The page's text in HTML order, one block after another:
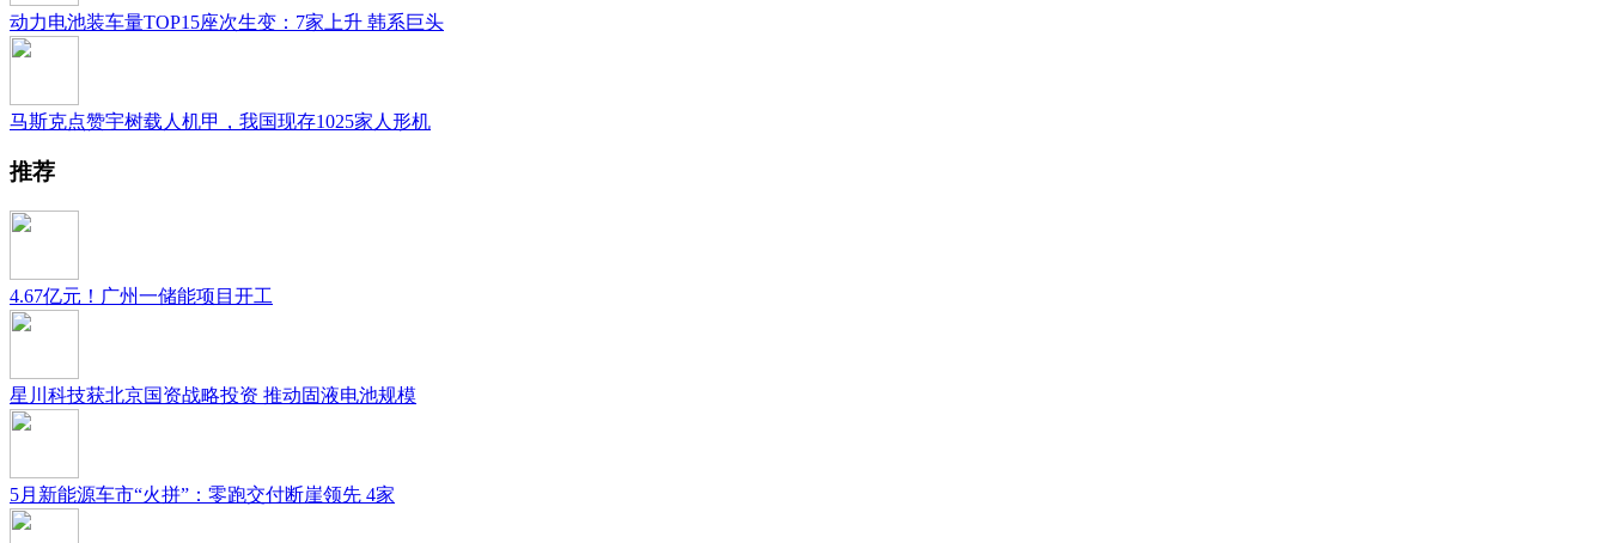
动力电池装车量TOP15座次生变：7家上升 韩系巨头
马斯克点赞宇树载人机甲，我国现存1025家人形机
推荐
4.67亿元！广州一储能项目开工
星川科技获北京国资战略投资 推动固液电池规模
5月新能源车市“火拼”：零跑交付断崖领先 4家